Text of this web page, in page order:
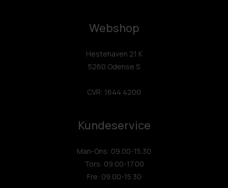
Webshop
Hestehaven 21 K
5260 Odense S
CVR: 1644 4200
Kundeservice
Man-Ons: 09.00-15.30
Tors: 09.00-17.00
Fre: 09.00-15.30